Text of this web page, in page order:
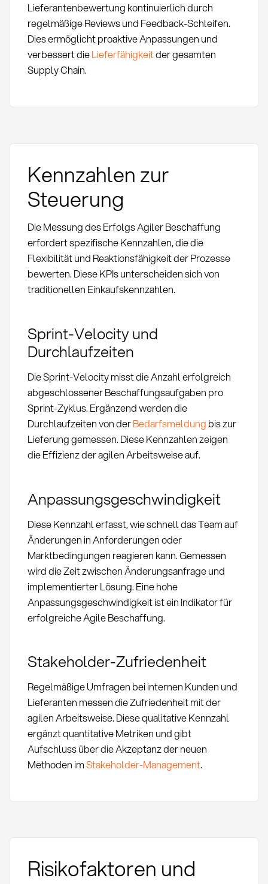
Lieferantenbewertung kontinuierlich durch
regelmäßige Reviews und Feedback-Schleifen.
Dies ermöglicht proaktive Anpassungen und
verbessert dieLieferfähigkeitder gesamten
Supply Chain.
Kennzahlen zur
Steuerung
Die Messung des Erfolgs Agiler Beschaffung
erfordert spezifische Kennzahlen, die die
Flexibilität und Reaktionsfähigkeit der Prozesse
bewerten. Diese KPIs unterscheiden sich von
traditionellen Einkaufskennzahlen.
Sprint-Velocity und
Durchlaufzeiten
Die Sprint-Velocity misst die Anzahl erfolgreich
abgeschlossener Beschaffungsaufgaben pro
Sprint-Zyklus. Ergänzend werden die
Durchlaufzeiten von derBedarfsmeldung bis zur
Lieferung gemessen. Diese Kennzahlen zeigen
die Effizienz der agilen Arbeitsweise auf.
Anpassungsgeschwindigkeit
Diese Kennzahl erfasst, wie schnell das Team auf
Änderungen in Anforderungen oder
Marktbedingungen reagieren kann. Gemessen
wird die Zeit zwischen Änderungsanfrage und
implementierter Lösung. Eine hohe
Anpassungsgeschwindigkeit ist ein Indikator für
erfolgreiche Agile Beschaffung.
Stakeholder-Zufriedenheit
Regelmäßige Umfragen bei internen Kunden und
Lieferanten messen die Zufriedenheit mit der
agilen Arbeitsweise. Diese qualitative Kennzahl
ergänzt quantitative Metriken und gibt
Aufschluss über die Akzeptanz der neuen
Methoden imStakeholder-Management.
Risikofaktoren und